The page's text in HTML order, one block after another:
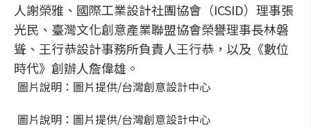
人謝榮雅、國際工業設計社團協會（ICSID）理事張
光民、臺灣文化創意產業聯盟協會榮譽理事長林磐
聳、王行恭設計事務所負責人王行恭，以及《數位
時代》創辦人詹偉雄。
圖片說明：圖片提供/台灣創意設計中心
圖片說明：圖片提供/台灣創意設計中心